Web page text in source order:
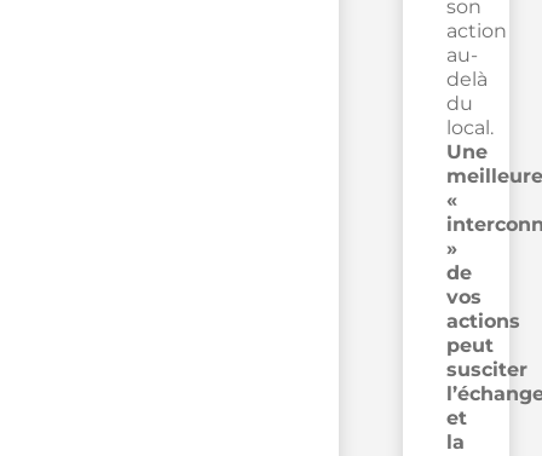
son
action
au-
delà
du
local.
Une
meilleure
«
»
de
vos
actions
peut
susciter
et
la